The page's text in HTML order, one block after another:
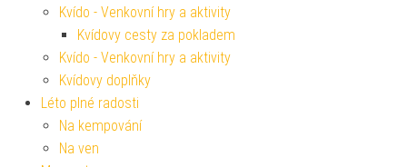
Kvído - Venkovní hry a aktivity
Kvídovy cesty za pokladem
Kvído - Venkovní hry a aktivity
Kvídovy doplňky
Léto plné radosti
Na kempování
Na ven